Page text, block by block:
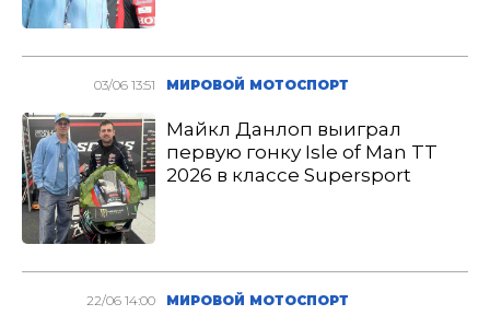
03/06 13:51 МИРОВОЙ МОТОСПОРТ
Майкл Данлоп выиграл
первую гонку Isle of Man TT
2026 в классе Supersport
22/06 14:00 МИРОВОЙ МОТОСПОРТ